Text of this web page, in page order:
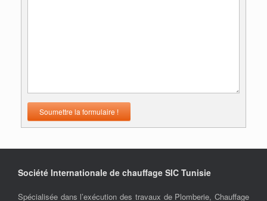
Soumettre la formulaire !
Société Internationale de chauffage SIC Tunisie
Spécialisée dans l’exécution des travaux de Plomberie, Chauffage